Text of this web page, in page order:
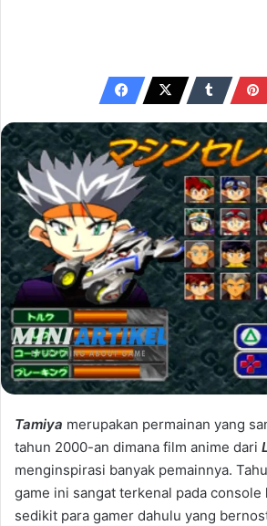
Tamiya merupakan permainan yang
tahun 2000-an dimana film anime dari
menginspirasi banyak pemainnya.
game ini sangat terkenal pada console
sedikit para gamer dahulu yang